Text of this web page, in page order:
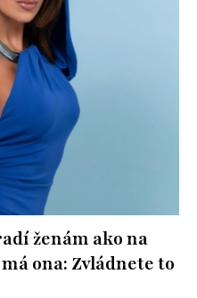
ženám ako na
ona: Zvládnete to